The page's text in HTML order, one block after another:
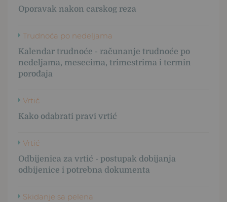
Oporavak nakon carskog reza
Trudnoća po nedeljama
Kalendar trudnoće - računanje trudnoće po
nedeljama, mesecima, trimestrima i termin
porođaja
Vrtić
Kako odabrati pravi vrtić
Vrtić
Odbijenica za vrtić - postupak dobijanja
odbijenice i potrebna dokumenta
Skidanje sa pelena